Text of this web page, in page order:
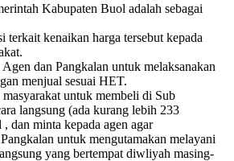
Kabupaten Buol adalah sebagai
terkait kenaikan harga tersebut kepada
dan Pangkalan untuk melaksanakan
menjual sesuai HET.
untuk membeli di Sub
langsung (ada kurang lebih 233
dan minta kepada agen agar
untuk mengutamakan melayani
yang bertempat diwliyah masing-